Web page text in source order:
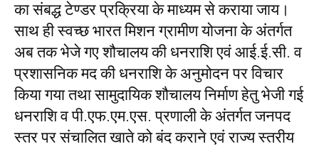
का संबद्ध टेण्डर प्रक्रिया के माध्यम से कराया जाय।
साथ ही स्वच्छ भारत मिशन ग्रामीण योजना के अंतर्गत
अब तक भेजे गए शौचालय की धनराशि एवं आई.ई.सी. व
प्रशासनिक मद की धनराशि के अनुमोदन पर विचार
किया गया तथा सामुदायिक शौचालय निर्माण हेतु भेजी गई
धनराशि व पी.एफ.एम.एस. प्रणाली के अंतर्गत जनपद
स्तर पर संचालित खाते को बंद कराने एवं राज्य स्तरीय